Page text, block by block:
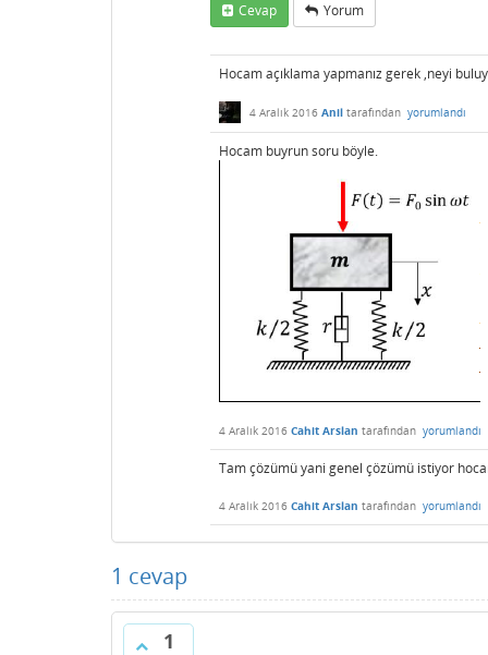
Cevap Yorum
Hocam açıklama yapmanız gerek ,neyi
4 Aralık 2016 Anil tarafından yorumlandı
Hocam buyrun soru böyle.
4 Aralık 2016 Cahit Arslan tarafından yorumlandı
Tam çözümü yani genel çözümü istiyor
4 Aralık 2016 Cahit Arslan tarafından yorumlandı
1 cevap
1